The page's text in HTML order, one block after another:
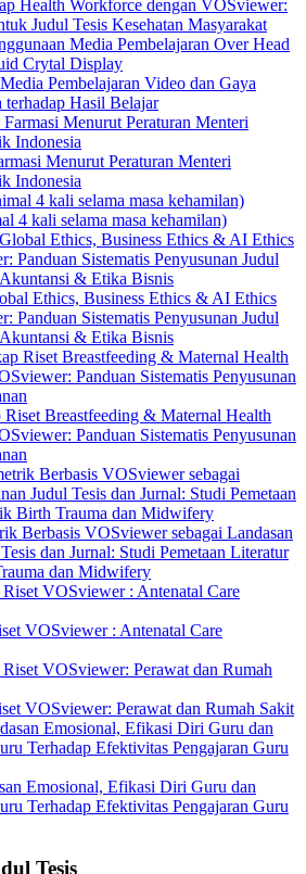
Health Workforce dengan VOSviewer:
Judul Tesis Kesehatan Masyarakat
Media Pembelajaran Over Head
Crytal Display
Pembelajaran Video dan Gaya
terhadap Hasil Belajar
Menurut Peraturan Menteri
Indonesia
4 kali selama masa kehamilan)
Ethics, Business Ethics & AI Ethics
Panduan Sistematis Penyusunan Judul
& Etika Bisnis
Riset Breastfeeding & Maternal Health
Panduan Sistematis Penyusunan
Berbasis VOSviewer sebagai Landasan
dan Jurnal: Studi Pemetaan Literatur
dan Midwifery
VOSviewer : Antenatal Care
VOSviewer: Perawat dan Rumah Sakit
Emosional, Efikasi Diri Guru dan
Terhadap Efektivitas Pengajaran Guru
Tesis